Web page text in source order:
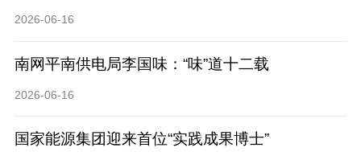
2026-06-16
南网平南供电局李国味：“味”道十二载
2026-06-16
国家能源集团迎来首位“实践成果博士”